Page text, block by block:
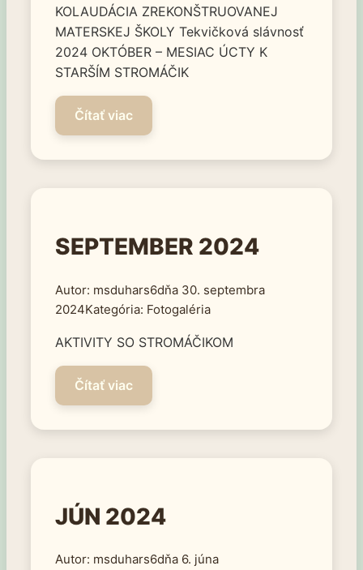
KOLAUDÁCIA ZREKONŠTRUOVANEJ
MATERSKEJ ŠKOLY Tekvičková slávnosť
2024 OKTÓBER – MESIAC ÚCTY K
STARŠÍM STROMÁČIK
SEPTEMBER 2024
msduhars6
30. septembra
2024
Fotogaléria
AKTIVITY SO STROMÁČIKOM
JÚN 2024
msduhars6
6. júna